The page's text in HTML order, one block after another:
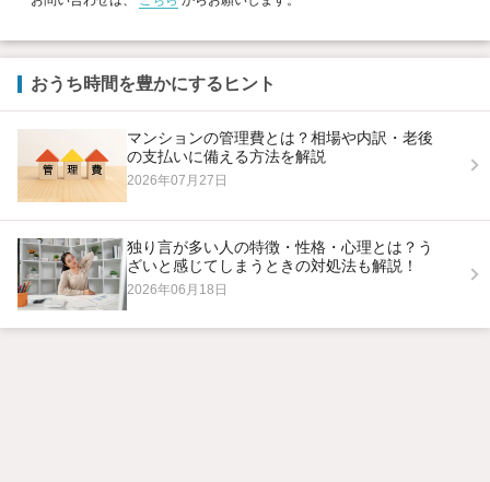
おうち時間を豊かにするヒント
マンションの管理費とは？相場や内訳・老後
の支払いに備える方法を解説
2026年07月27日
独り言が多い人の特徴・性格・心理とは？う
ざいと感じてしまうときの対処法も解説！
2026年06月18日